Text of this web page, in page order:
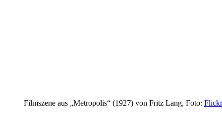
Film­szene aus „Metro­po­lis“ (1927) von Fritz Lang, Foto: Flickr